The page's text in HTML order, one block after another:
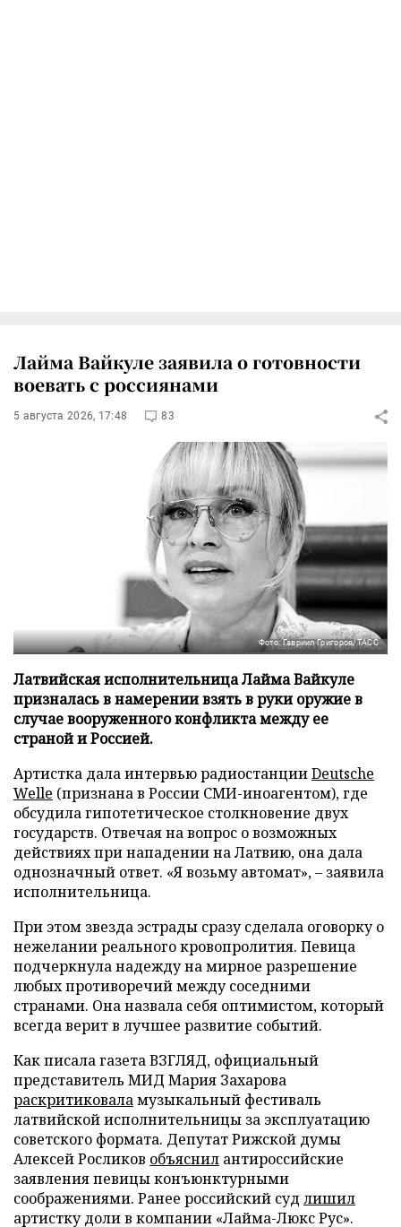
Лайма Вайкуле заявила о готовности
воевать с россиянами
5 августа 2026, 17:48 83
Фото: Гавриил Григоров/ТАСС
Латвийская исполнительница Лайма Вайкуле
призналась в намерении взять в руки оружие в
случае вооруженного конфликта между ее
страной и Россией.
Артистка дала интервью радиостанцииDeutsche
Welle (признана в России СМИ-иноагентом), где
обсудила гипотетическое столкновение двух
государств. Отвечая на вопрос о возможных
действиях при нападении на Латвию, она дала
однозначный ответ. «Я возьму автомат», – заявила
исполнительница.
При этом звезда эстрады сразу сделала оговорку о
нежелании реального кровопролития. Певица
подчеркнула надежду на мирное разрешение
любых противоречий между соседними
странами. Она назвала себя оптимистом, который
всегда верит в лучшее развитие событий.
Как писала газета ВЗГЛЯД, официальный
представитель МИД Мария Захарова
раскритиковаламузыкальный фестиваль
латвийской исполнительницы за эксплуатацию
советского формата. Депутат Рижской думы
Алексей Росликов объяснил антироссийские
заявления певицы конъюнктурными
соображениями. Ранее российский суд лишил
артистку доли в компании «Лайма-Люкс Рус».